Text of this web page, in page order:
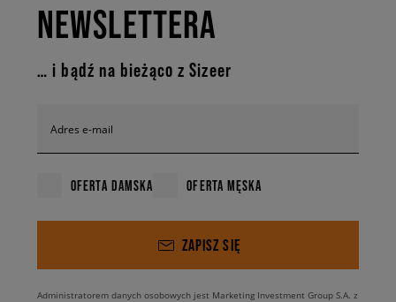
NEWSLETTERA
… i bądź na bieżąco z Sizeer
Adres e-mail
OFERTA DAMSKA OFERTA MĘSKA
ZAPISZ SIĘ
Administratorem danych osobowych jest Marketing Investment Group S.A. z